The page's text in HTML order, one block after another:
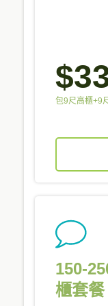
包9尺高櫃+9
150-
櫃套餐